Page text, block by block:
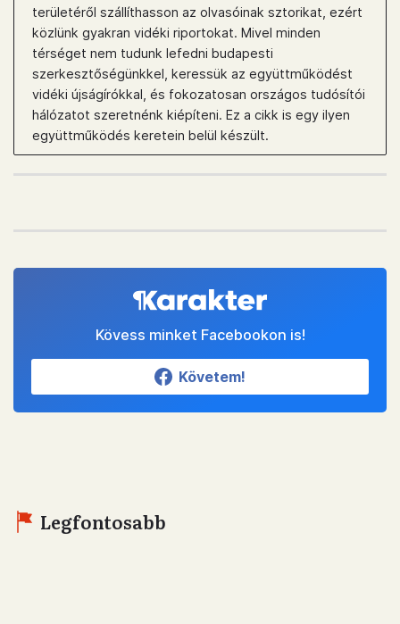
területéről szállíthasson az olvasóinak sztorikat, ezért
közlünk gyakran vidéki riportokat. Mivel minden
térséget nem tudunk lefedni budapesti
szerkesztőségünkkel, keressük az együttműködést
vidéki újságírókkal, és fokozatosan országos tudósítói
hálózatot szeretnénk kiépíteni. Ez a cikk is egy ilyen
együttműködés keretein belül készült.
Kövess minket Facebookon is!
Követem!
Legfontosabb